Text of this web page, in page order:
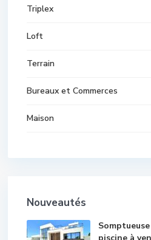
Triplex
Loft
Terrain
Bureaux et Commerces
Maison
Nouveautés